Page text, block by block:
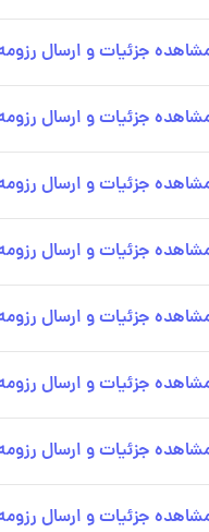
جزئیات و ارسال
جزئیات و ارسال
جزئیات و ارسال
جزئیات و ارسال
جزئیات و ارسال
جزئیات و ارسال
جزئیات و ارسال
جزئیات و ارسال